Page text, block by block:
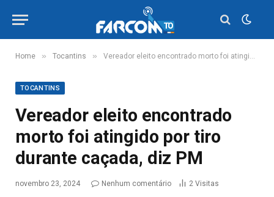
Home » Tocantins » Vereador eleito encontrado morto foi atingido por tiro durante caçada, diz PM
TOCANTINS
Vereador eleito encontrado
morto foi atingido por tiro
durante caçada, diz PM
novembro 23, 2024 Nenhum comentário 2 Visitas